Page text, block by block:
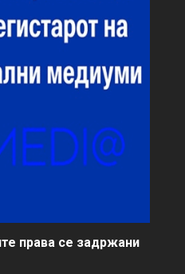
права се задржани